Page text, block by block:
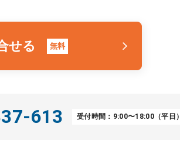
せる 無料
613 受付時間：9:00〜18:00（平日）